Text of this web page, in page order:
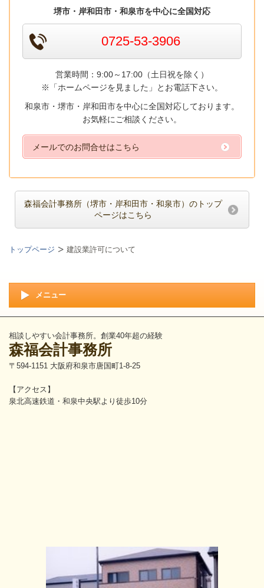
堺市・岸和田市・和泉市を中心に全国対応
0725-53-3906
営業時間：9:00～17:00（土日祝を除く）
※「ホームページを見ました」とお電話下さい。
和泉市・堺市・岸和田市を中心に全国対応しております。
お気軽にご相談ください。
メールでのお問合せはこちら
森福会計事務所（堺市・岸和田市・和泉市）のトップ
ページはこちら
トップページ 建設業許可について
メニュー
相談しやすい会計事務所。創業40年超の経験
森福会計事務所
〒594-1151 大阪府和泉市唐国町1-8-25
【アクセス】
泉北高速鉄道・和泉中央駅より徒歩10分